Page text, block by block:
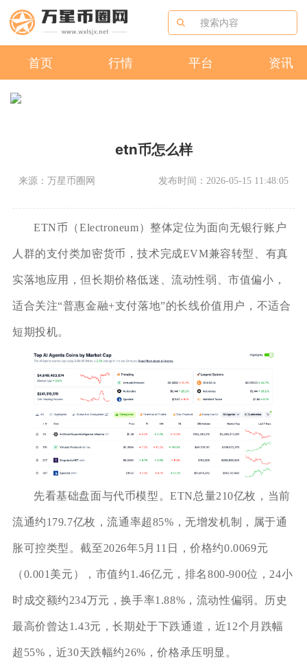
首页 行情 平台 资讯
etn币怎么样
来源：万星币圈网 发布时间：2026-05-15 11:48:05
ETN币（Electroneum）整体定位为面向无银行账户
人群的支付类加密货币，技术完成EVM兼容转型、有真
实落地应用，但长期价格低迷、流动性弱、市值偏小，
适合关注“普惠金融+支付落地”的长线价值用户，不适合
短期投机。
先看基础盘面与代币模型。ETN总量210亿枚，当前
流通约179.7亿枚，流通率超85%，无增发机制，属于通
胀可控类型。截至2026年5月11日，价格约0.0069元
（0.001美元），市值约1.46亿元，排名800-900位，24小
时成交额约234万元，换手率1.88%，流动性偏弱。历史
最高价曾达1.43元，长期处于下跌通道，近12个月跌幅
超55%，近30天跌幅约26%，价格承压明显。